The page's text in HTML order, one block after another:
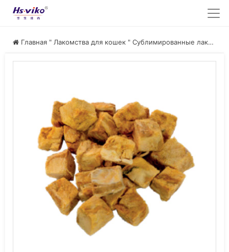
Главная " Лакомства для кошек " Сублимированные лакомства для кошек